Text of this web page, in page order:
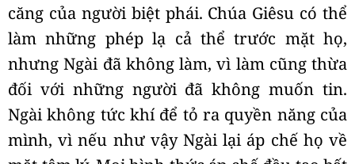
căng của người biệt phái. Chúa Giêsu có thể
làm những phép lạ cả thể trước mặt họ,
nhưng Ngài đã không làm, vì làm cũng thừa
đối với những người đã không muốn tin.
Ngài không tức khí để tỏ ra quyền năng của
mình, vì nếu như vậy Ngài lại áp chế họ về